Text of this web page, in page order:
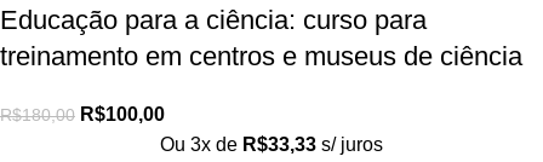
Educação para a ciência: curso para
treinamento em centros e museus de ciência
R$180,00 R$100,00
Ou 3x de R$33,33 s/ juros